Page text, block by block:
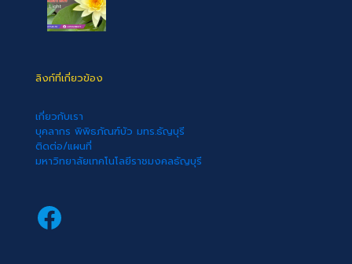
ลิงก์ที่เกี่ยวข้อง
เกี่ยวกับเรา
บุคลากร พิพิธภัณฑ์บัว มทร.ธัญบุรี
ติดต่อ/แผนที่
มหาวิทยาลัยเทคโนโลยีราชมงคลธัญบุรี
Facebook